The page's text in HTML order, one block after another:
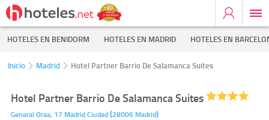
HOTELES EN BENIDORM HOTELES EN MADRID HOTELES EN
Inicio Madrid Hotel Partner Barrio De Salamanca Suites
Hotel Partner Barrio De Salamanca Suites
General Oraa, 17 Madrid Ciudad(28006 Madrid)